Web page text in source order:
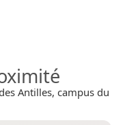
Antilles, campus du